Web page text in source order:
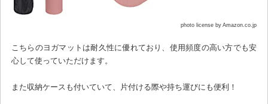
photo license by Amazon.co.jp
こちらのヨガマットは耐久性に優れており、使用頻度の高い方でも安
心して使っていただけます。
また収納ケースも付いていて、片付ける際や持ち運びにも便利！